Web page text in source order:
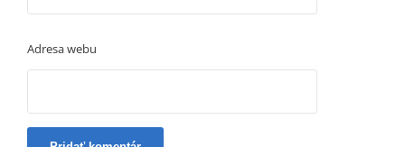
Adresa webu